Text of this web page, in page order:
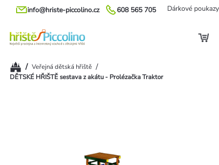
Přejít
608 565 705
info@hriste-piccolino.cz Dárkové poukazy
Domů/ Veřejná dětská hřiště /
DĚTSKÉ HŘIŠTĚ sestava z akátu - Prolézačka Traktor